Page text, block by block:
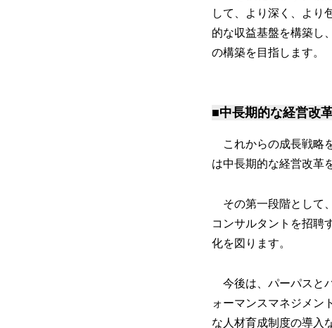
して、より深く、より
的な収益基盤を構築し
の構築を目指します。
■中長期的な経営改
これからの成長戦略
は中長期的な経営改革
その第一段階として
コンサルタントを招聘
化を図ります。
今後は、パーパスと
ォーマンスマネジメン
な人材育成制度の導入